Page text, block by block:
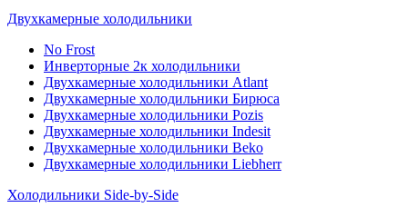
Двухкамерные холодильники
No Frost
Инверторные 2к холодильники
Двухкамерные холодильники Atlant
Двухкамерные холодильники Бирюса
Двухкамерные холодильники Pozis
Двухкамерные холодильники Indesit
Двухкамерные холодильники Beko
Двухкамерные холодильники Liebherr
Холодильники Side-by-Side